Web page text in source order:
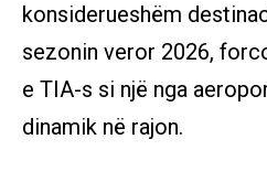
konsiderueshëm
sezonin veror 2026,
e TIA-s si një nga
dinamik në rajon.